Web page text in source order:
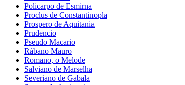
Policarpo de Esmirna
Proclus de Constantinopla
Prospero de Aquitania
Prudencio
Pseudo Macario
Rábano Mauro
Romano, o Melode
Salviano de Marselha
Severiano de Gabala